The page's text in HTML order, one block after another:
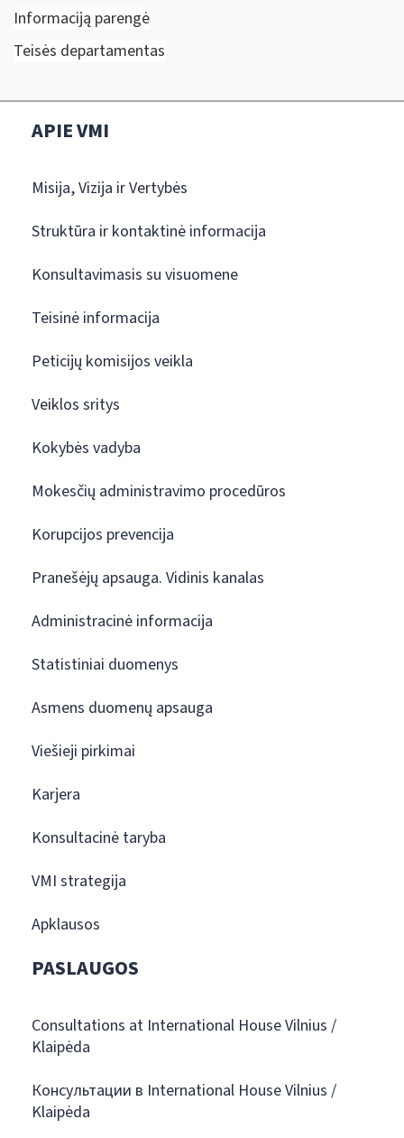
Informaciją parengė
Teisės departamentas
APIE VMI
Misija, Vizija ir Vertybės
Struktūra ir kontaktinė informacija
Konsultavimasis su visuomene
Teisinė informacija
Peticijų komisijos veikla
Veiklos sritys
Kokybės vadyba
Mokesčių administravimo procedūros
Korupcijos prevencija
Pranešėjų apsauga. Vidinis kanalas
Administracinė informacija
Statistiniai duomenys
Asmens duomenų apsauga
Viešieji pirkimai
Karjera
Konsultacinė taryba
VMI strategija
Apklausos
PASLAUGOS
Consultations at International House Vilnius /
Klaipėda
Консультации в International House Vilnius /
Klaipėda